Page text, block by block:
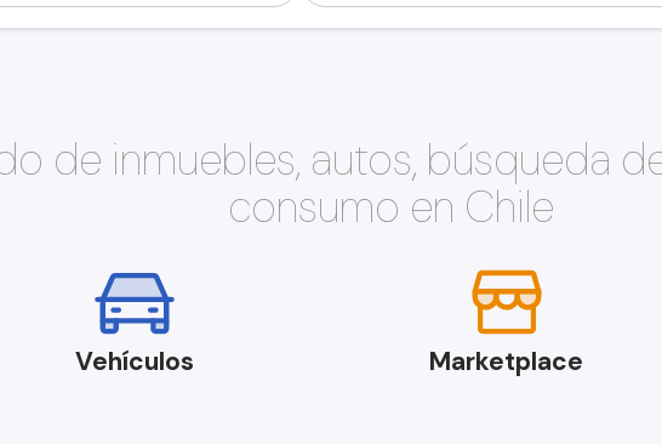
de inmuebles, autos, búsqueda
consumo en Chile
Vehículos Marketplace